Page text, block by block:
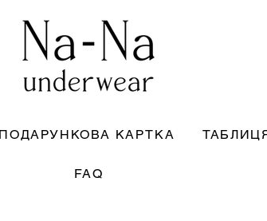
ПОДАРУНКОВА КАРТКА
FAQ